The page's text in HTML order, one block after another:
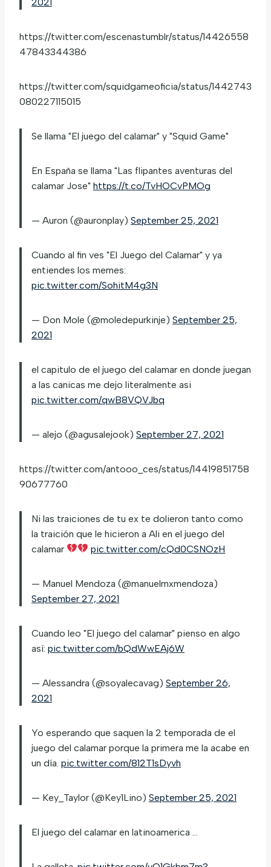
https://twitter.com/escenastumblr/status/14426558
47843344386
https://twitter.com/squidgameoficia/status/1442743
080227115015
Se llama "El juego del calamar" y "Squid Game"
En España se llama "Las flipantes aventuras del
calamar Jose" https://t.co/TvHOCvPMOg
— Auron (@auronplay) September 25, 2021
Cuando al fin ves "El Juego del Calamar" y ya
entiendes los memes:
pic.twitter.com/SohitM4g3N
— Don Mole (@moledepurkinje) September 25,
2021
el capitulo de el juego del calamar en donde juegan
a las canicas me dejo literalmente asi
pic.twitter.com/qwB8VQVJbq
— alejo (@agusalejook) September 27, 2021
https://twitter.com/antooo_ces/status/14419851758
90677760
Ni las traiciones de tu ex te dolieron tanto como
la traición que le hicieron a Ali en el juego del
calamar
pic.twitter.com/cQd0CSNOzH
— Manuel Mendoza (@manuelmxmendoza)
September 27, 2021
Cuando leo "El juego del calamar" pienso en algo
así: pic.twitter.com/bQdWwEAj6W
— Alessandra (@soyalecavag) September 26,
2021
Yo esperando que saquen la 2 temporada de el
juego del calamar porque la primera me la acabe en
un día. pic.twitter.com/812T1sDyvh
— Key_Taylor (@Key1Lino) September 25, 2021
El juego del calamar en latinoamerica …